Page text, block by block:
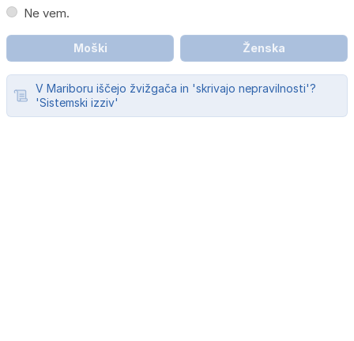
Ne vem.
Moški Ženska
V Mariboru iščejo žvižgača in 'skrivajo nepravilnosti'?
'Sistemski izziv'